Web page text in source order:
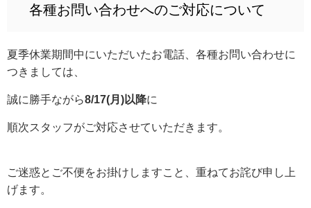
各種お問い合わせへのご対応について
夏季休業期間中にいただいたお電話、各種お問い合わせに
つきましては、
誠に勝手ながら8/17(月)以降に
順次スタッフがご対応させていただきます。
ご迷惑とご不便をお掛けしますこと、重ねてお詫び申し上
げます。